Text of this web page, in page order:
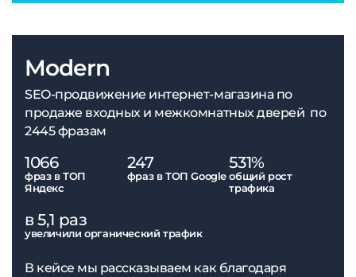
Modern
SEO-продвижение интернет-магазина по
продаже входных и межкомнатных дверей по
2445 фразам
1066
фраз в ТОП
Яндекс
247
фраз в ТОП Google
531%
общий рост
трафика
в 5,1 раз
увеличили органический трафик
В кейсе мы рассказываем как благодаря